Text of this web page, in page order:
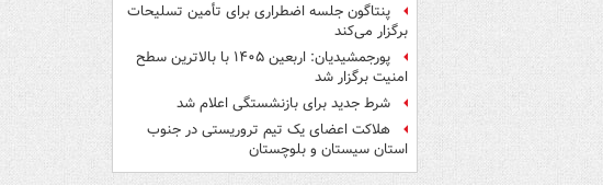
پنتاگون جلسه اضطراری برای تأمین تسلیحات
برگزار می‌کند
پورجمشیدیان: اربعین ۱۴۰۵ با بالاترین سطح
امنیت برگزار شد
شرط جدید برای بازنشستگی اعلام شد
هلاکت اعضای یک تیم تروریستی در جنوب
استان سیستان و بلوچستان